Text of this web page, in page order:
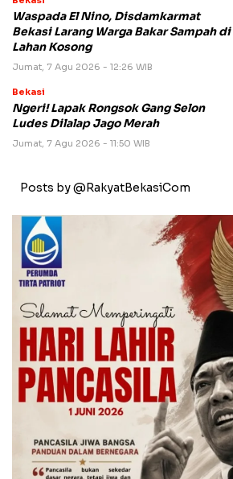
Waspada El Nino, Disdamkarmat
Bekasi Larang Warga Bakar Sampah di
Lahan Kosong
Jumat, 7 Agu 2026 - 12:26 WIB
Bekasi
Ngeri! Lapak Rongsok Gang Selon
Ludes Dilalap Jago Merah
Jumat, 7 Agu 2026 - 11:50 WIB
Posts by @RakyatBekasiCom